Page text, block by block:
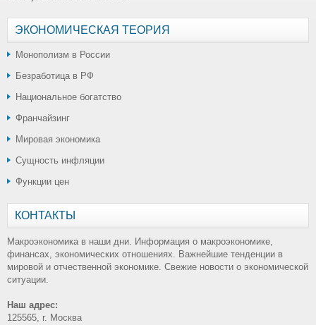
ЭКОНОМИЧЕСКАЯ ТЕОРИЯ
Монополизм в России
Безработица в РФ
Национальное богатство
Франчайзинг
Мировая экономика
Сущность инфляции
Функции цен
КОНТАКТЫ
Макроэкономика в наши дни. Информация о макроэкономике,
финансах, экономических отношениях. Важнейшие тенденции в
мировой и отчественной экономике. Свежие новости о экономической
ситуации.
Наш адрес:
125565, г. Москва